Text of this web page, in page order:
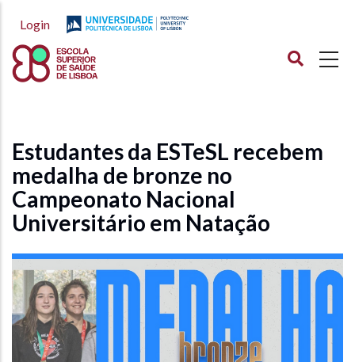
para
conteúdo
Login
Estudantes da ESTeSL recebem
medalha de bronze no
Campeonato Nacional
Universitário em Natação